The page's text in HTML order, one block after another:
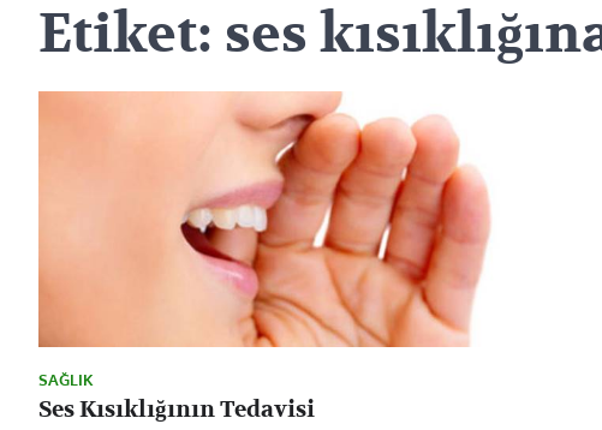
Etiket: ses
SAĞLIK
Ses Kısıklığının Tedavisi